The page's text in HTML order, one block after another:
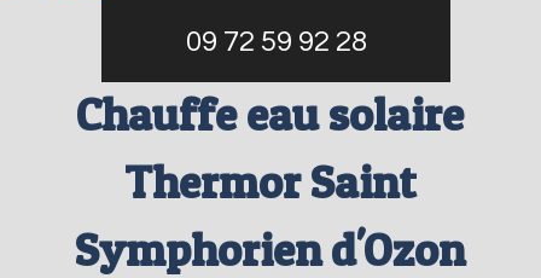
09 72 59 92 28
Chauffe eau solaire
Thermor Saint
Symphorien d'Ozon